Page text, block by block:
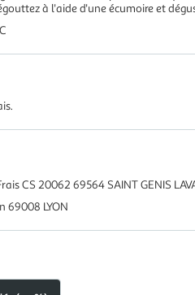
à l'aide d'une écumoire et
CS 20062 69564 SAINT GENIS
69008 LYON